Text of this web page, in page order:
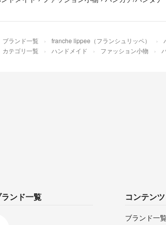
ブランド一覧 franche lippee（フランシュリッペ）
カテゴリ一覧 ハンドメイド ファッション小物
ンド一覧 コンテンツ
ブランド一